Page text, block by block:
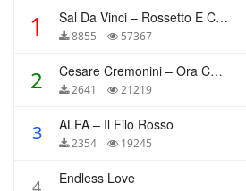
1 Sal Da Vinci – Rossetto E Caffè
8855 57367
2 Cesare Cremonini – Ora Che Non Ho Più Te
2641 21219
3 ALFA – Il Filo Rosso
2354 19245
4 Endless Love